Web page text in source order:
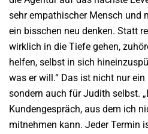
sehr empathischer Mensch und
ein bisschen neu denken. Statt
wirklich in die Tiefe gehen,
helfen, selbst in sich
was er will.“ Das ist nicht nur
sondern auch für Judith selbst.
Kundengespräch, aus dem ich
mitnehmen kann. Jeder Termin